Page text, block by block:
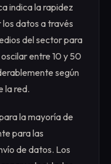
indica la rapidez
los datos a través
del sector para
entre 10 y 50
según
la red.
la mayoría de
para las
de datos. Los